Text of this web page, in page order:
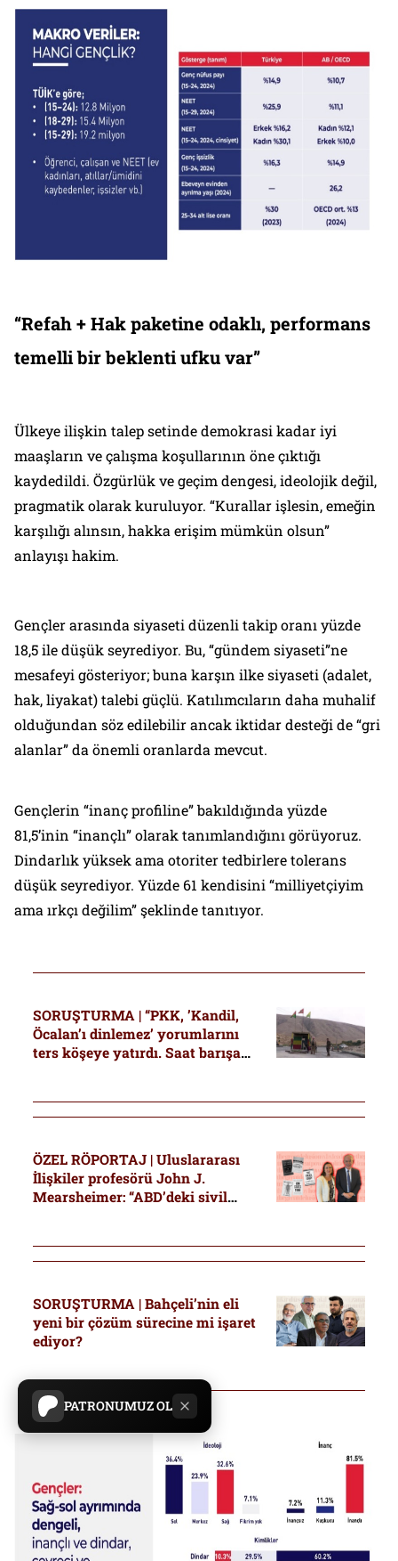
PATRONUMUZ OL
“Refah + Hak paketine odaklı, performans
temelli bir beklenti ufku var”
Ülkeye ilişkin talep setinde demokrasi kadar iyi
maaşların ve çalışma koşullarının öne çıktığı
kaydedildi. Özgürlük ve geçim dengesi, ideolojik değil,
pragmatik olarak kuruluyor. “Kurallar işlesin, emeğin
karşılığı alınsın, hakka erişim mümkün olsun”
anlayışı hakim.
Gençler arasında siyaseti düzenli takip oranı yüzde
18,5 ile düşük seyrediyor. Bu, “gündem siyaseti”ne
mesafeyi gösteriyor; buna karşın ilke siyaseti (adalet,
hak, liyakat) talebi güçlü. Katılımcıların daha muhalif
olduğundan söz edilebilir ancak iktidar desteği de “gri
alanlar” da önemli oranlarda mevcut.
Gençlerin “inanç profiline” bakıldığında yüzde
81,5’inin “inançlı” olarak tanımlandığını görüyoruz.
Dindarlık yüksek ama otoriter tedbirlere tolerans
düşük seyrediyor. Yüzde 61 kendisini “milliyetçiyim
ama ırkçı değilim” şeklinde tanıtıyor.
SORUŞTURMA | “PKK, ’Kandil,
Öcalan’ı dinlemez’ yorumlarını
ters köşeye yatırdı. Saat barışa
ÖZEL RÖPORTAJ | Uluslararası
İlişkiler profesörü John J.
Mearsheimer: “ABD’deki sivil
geliyor.”
SORUŞTURMA | Bahçeli’nin eli
yeni bir çözüm sürecine mi işaret
ediyor?